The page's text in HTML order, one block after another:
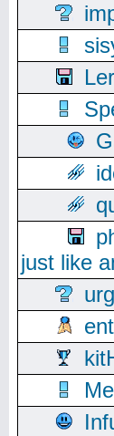
just like